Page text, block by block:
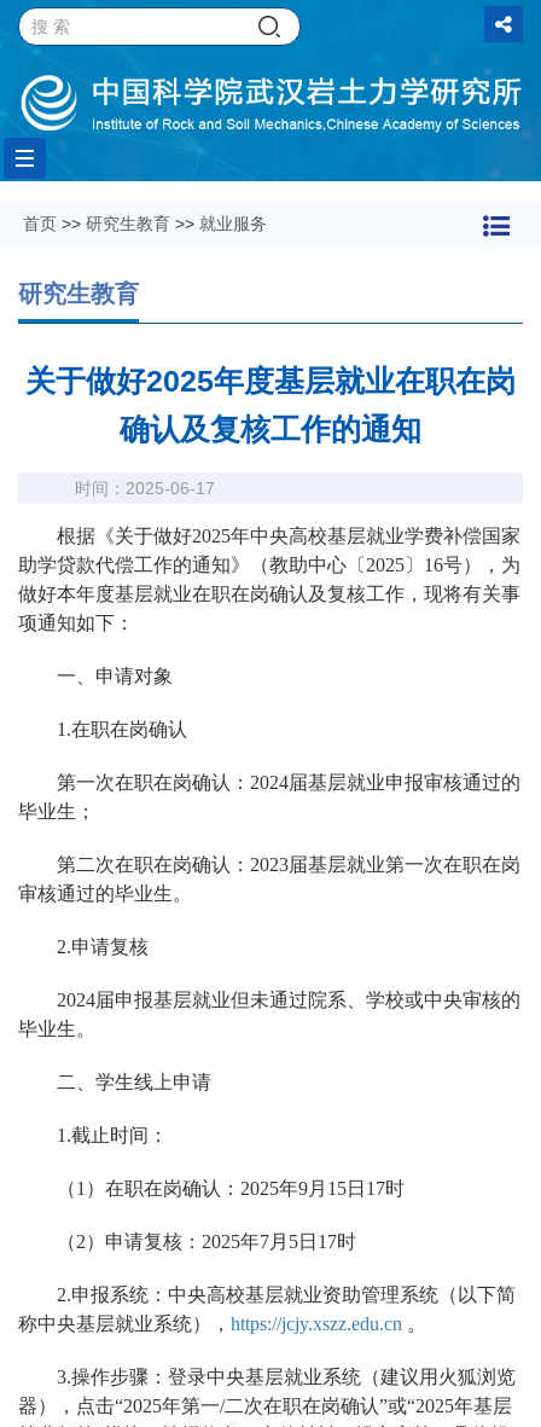
Toggle
navigation
首页 >> 研究生教育 >> 就业服务
研究生教育
关于做好2025年度基层就业在职在岗
确认及复核工作的通知
时间：2025-06-17
根据《关于做好2025年中央高校基层就业学费补偿国家
助学贷款代偿工作的通知》（教助中心〔2025〕16号），为
做好本年度基层就业在职在岗确认及复核工作，现将有关事
项通知如下：
一、申请对象
1.在职在岗确认
第一次在职在岗确认：2024届基层就业申报审核通过的
毕业生；
第二次在职在岗确认：2023届基层就业第一次在职在岗
审核通过的毕业生。
2.申请复核
2024届申报基层就业但未通过院系、学校或中央审核的
毕业生。
二、学生线上申请
1.截止时间：
（1）在职在岗确认：2025年9月15日17时
（2）申请复核：2025年7月5日17时
2.申报系统： 中央高校基层就业资助管理系统（以下简
称中央基层就业系统）， https://jcjy.xszz.edu.cn 。
3.操作步骤： 登录中央基层就业系统（建议用火狐浏览
器），点击“2025年第一/二次在职在岗确认”或“2025年基层